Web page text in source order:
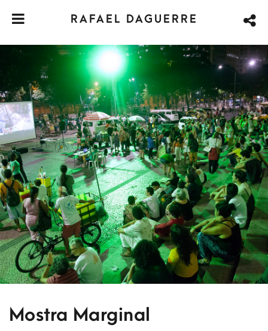
RAFAEL DAGUERRE
Mostra Marginal